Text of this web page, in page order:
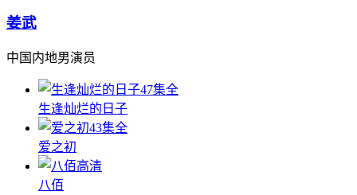
姜武
中国内地男演员
47集全
生逢灿烂的日子
43集全
爱之初
高清
八佰